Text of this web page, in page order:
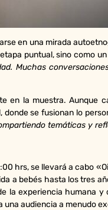
en una mirada
puntual, sino como
Muchas
la muestra. Aunque
se fusionan lo
temáticas y
hrs, se llevará a cabo
a bebés hasta los tres
la experiencia humana
una audiencia a menudo